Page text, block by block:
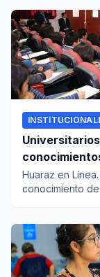
“Sunarp:
Huaraz en
conocimiento